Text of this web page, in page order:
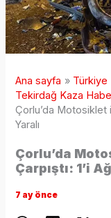
Ana sayfa
Türkiye
Tekirdağ Kaza
Çorlu’da Motosiklet
Yaralı
Çorlu’da
Çarpıştı: 1’i
7 ay önce